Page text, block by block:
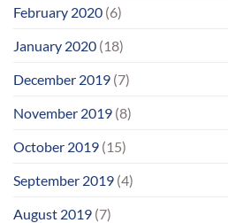
February 2020 (6)
January 2020 (18)
December 2019 (7)
November 2019 (8)
October 2019 (15)
September 2019 (4)
August 2019 (7)